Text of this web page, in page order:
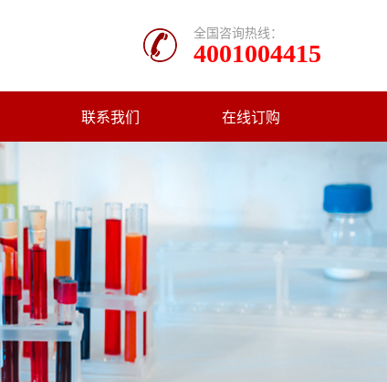
全国咨询热线：
4001004415
联系我们 在线订购